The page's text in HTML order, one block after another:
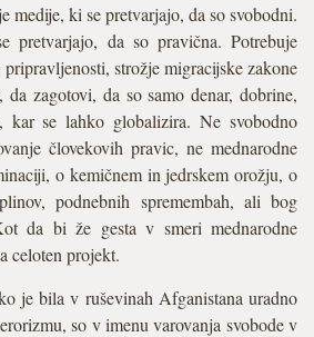
medije, ki se pretvarjajo, da so svobodni.
pretvarjajo, da so pravična. Potrebuje
strožje migracijske zakone
zagotovi, da so samo denar, dobrine,
kar se lahko globalizira. Ne svobodno
človekovih pravic, ne mednarodne
o kemičnem in jedrskem orožju, o
podnebnih spremembah, ali bog
da bi že gesta v smeri mednarodne
celoten projekt.
je bila v ruševinah Afganistana uradno
so v imenu varovanja svobode v